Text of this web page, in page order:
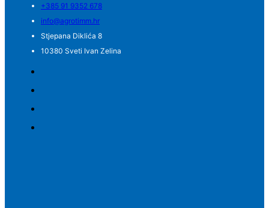
+385 91 9352 678
info@agrotimm.hr
Stjepana Diklića 8
10380 Sveti Ivan Zelina